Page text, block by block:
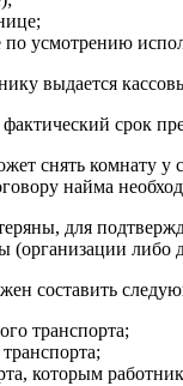
усмотрению
выдается
срок
снять комнату у
найма
для
либо
составить
транспорта;
которым